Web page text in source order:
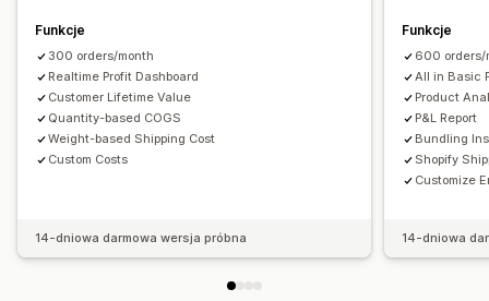
Materiały wizualne i raporty
Analizy pulpitu Niestandardowe pulpity
Raporty dotyczące wielu sklepów
Niestandardowe raporty
Dane archiwalne
Planowanie raportów
Szczegóły zamówienia
Zapasy i produkty Archiwalne dane dotyczące importu
Funkcje
300 orders/month
Realtime Profit Dashboard
Customer Lifetime Value
Quantity-based COGS
Weight-based Shipping Cost
Custom Costs
14-dniowa darmowa wersja próbna
Funkcje
600 orders/
All in Basic
Product
P&L Report
Bundling
Shopify
Customize
14-dniowa